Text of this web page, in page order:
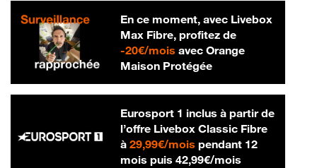
En ce moment, avec Livebox
Max Fibre, profitez de
-20€/mois20 € par mois
avec Orange
Maison Protégée
Eurosport 1 inclus à partir de
l’offre Livebox Classic Fibre
à 29,99€/mois29,99 € par mois
pendant 12
mois puis 42,99€/mois42,99 € par